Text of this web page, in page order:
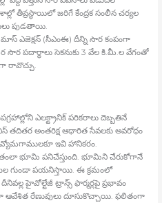
తీవ్రస్థాయిలో జరిగే కేంద్రక సంలీన చర్యల
పుడతాయి.
ఎజెక్షన్‍ (సీఎంఈ) దీన్ని సౌర కంపంగా
సౌర పదార్థాలు సెకనుకు 3 వేల కి.మీ.ల వేగంతో
రావొచ్చు.
ఎలక్ట్రానిక్‍ పరికరాలు దెబ్బతినే
తదితర అంతరిక్ష ఆధారిత సేవలకు అవరోధం
వ్యోమగాములకూ ఇవి హానికరం.
భూమి పనిచేస్తుంది. భూమిని చేరుకోగానే
గుండా పయనిస్తాయి. ఈ క్రమంలో
హైవోల్టేజీ ట్రాన్స్ ఫార్మర్లపై ప్రభావం
ఆవేశిత రేణువులు దూసుకొచ్చాయి. ఫలితంగా